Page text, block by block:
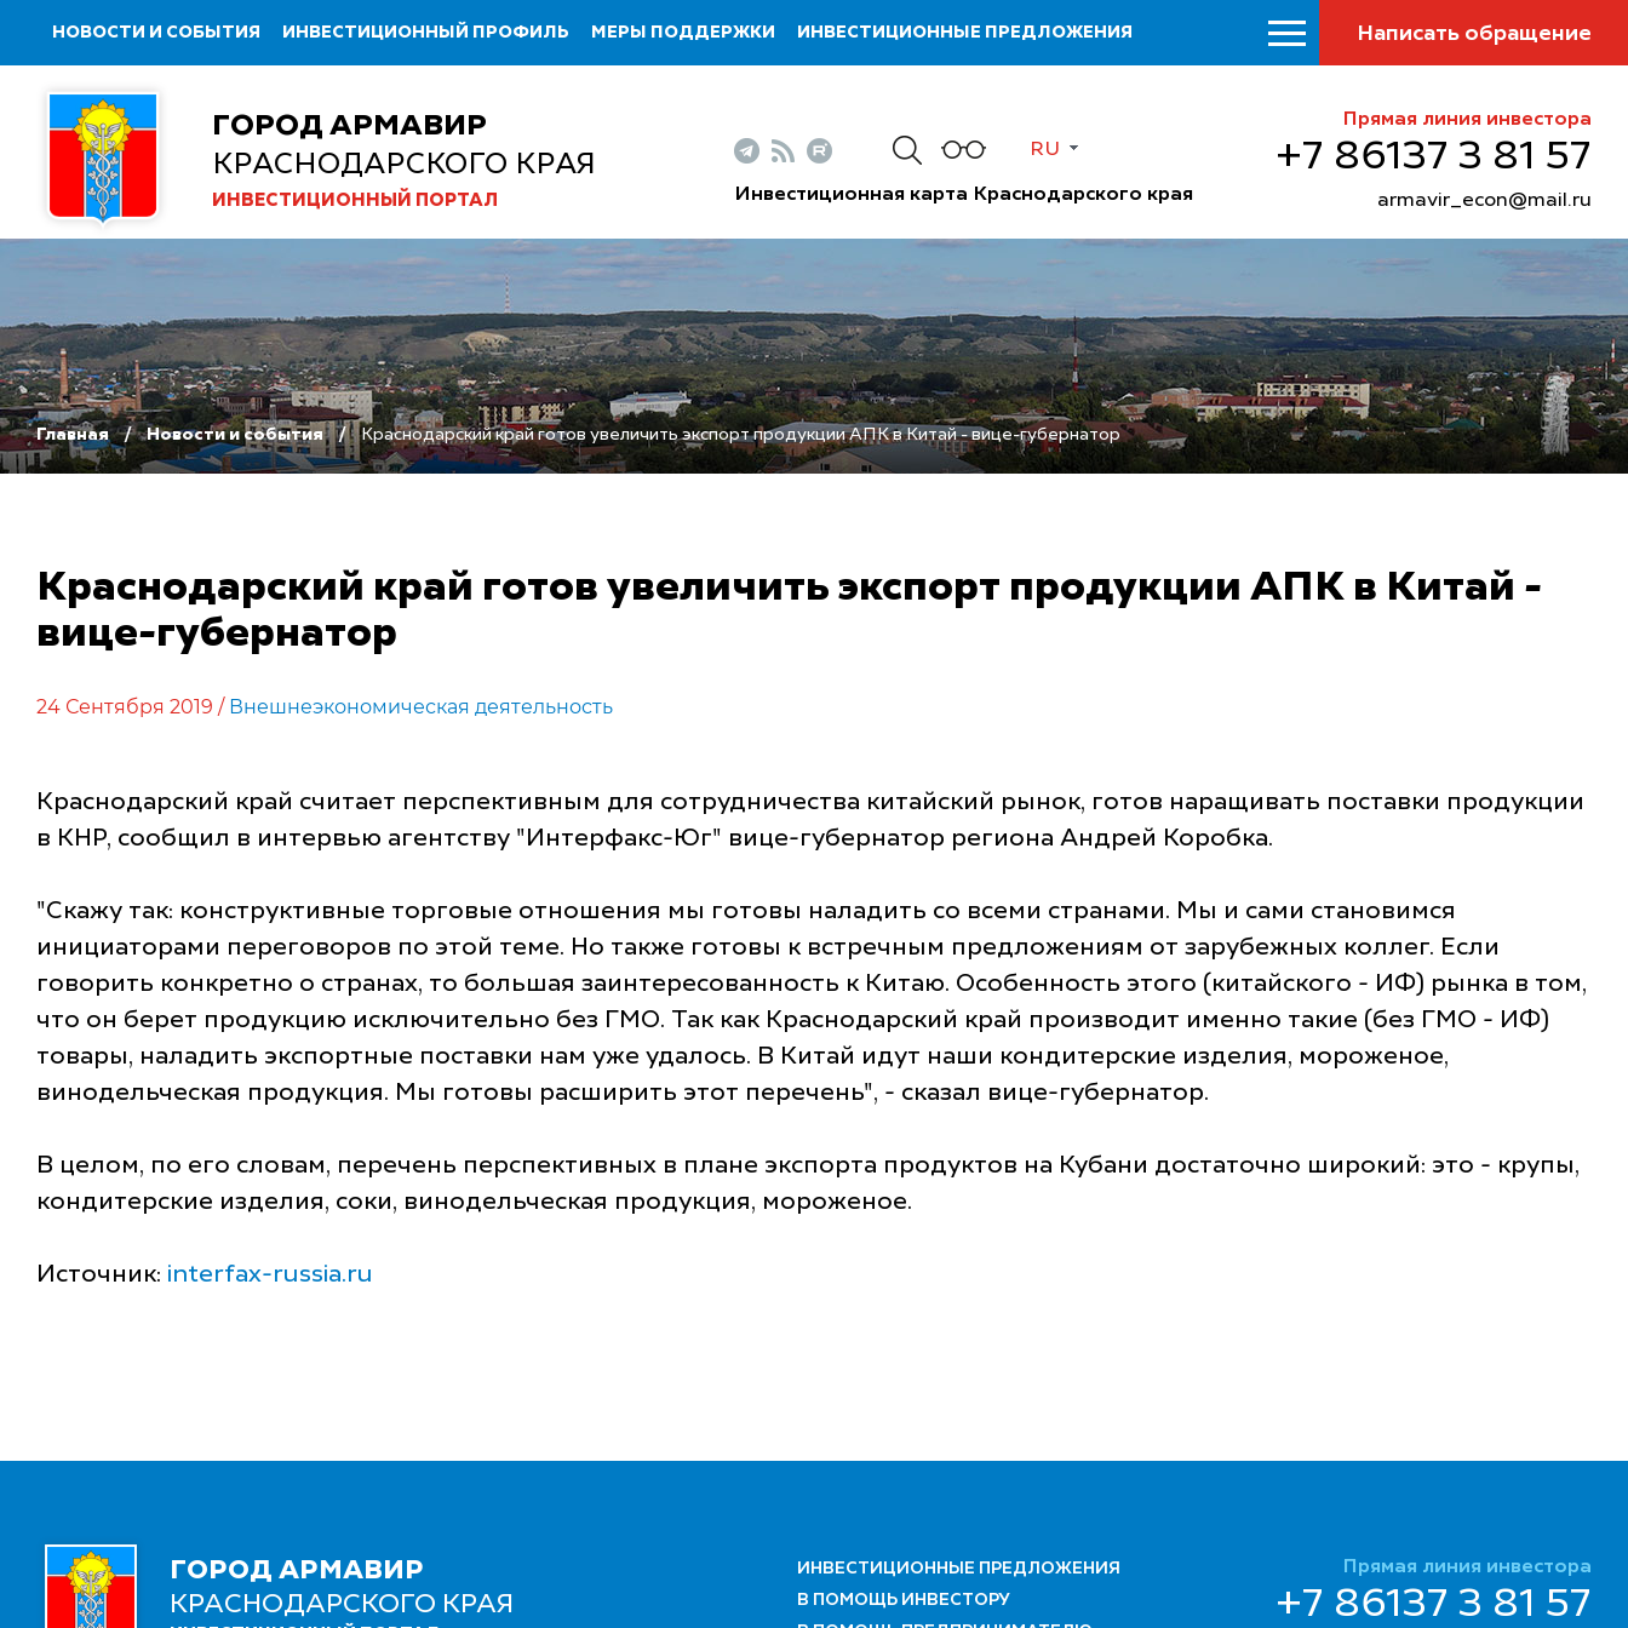
НОВОСТИ И СОБЫТИЯ ИНВЕСТИЦИОННЫЙ ПРОФИЛЬ МЕРЫ ПОДДЕРЖКИ ИНВЕСТИЦИОННЫЕ ПРЕДЛОЖЕНИЯ Написать обращение
ГОРОД АРМАВИР
КРАСНОДАРСКОГО КРАЯ
ИНВЕСТИЦИОННЫЙ ПОРТАЛ
RU
Инвестиционная карта Краснодарского края
Прямая линия инвестора
+7 86137 3 81 57
armavir_econ@mail.ru
Главная Новости и события Краснодарский край готов увеличить экспорт продукции АПК в Китай - вице-губернатор
Краснодарский край готов увеличить экспорт продукции АПК в Китай -
вице-губернатор
24 Сентября 2019 / Внешнеэкономическая деятельность
Краснодарский край считает перспективным для сотрудничества китайский рынок, готов наращивать поставки продукции
в КНР, сообщил в интервью агентству "Интерфакс-Юг" вице-губернатор региона Андрей Коробка.
"Скажу так: конструктивные торговые отношения мы готовы наладить со всеми странами. Мы и сами становимся
инициаторами переговоров по этой теме. Но также готовы к встречным предложениям от зарубежных коллег. Если
говорить конкретно о странах, то большая заинтересованность к Китаю. Особенность этого (китайского - ИФ) рынка в том,
что он берет продукцию исключительно без ГМО. Так как Краснодарский край производит именно такие (без ГМО - ИФ)
товары, наладить экспортные поставки нам уже удалось. В Китай идут наши кондитерские изделия, мороженое,
винодельческая продукция. Мы готовы расширить этот перечень", - сказал вице-губернатор.
В целом, по его словам, перечень перспективных в плане экспорта продуктов на Кубани достаточно широкий: это - крупы,
кондитерские изделия, соки, винодельческая продукция, мороженое.
Источник: interfax-russia.ru
ГОРОД АРМАВИР
КРАСНОДАРСКОГО КРАЯ
ИНВЕСТИЦИОННЫЕ ПРЕДЛОЖЕНИЯ
В ПОМОЩЬ ИНВЕСТОРУ
Прямая линия инвестора
+7 86137 3 81 57